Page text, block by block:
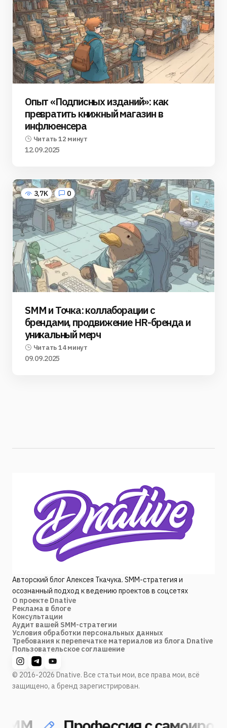
Опыт «Подписных изданий»: как
превратить книжный магазин в
инфлюенсера
Читать 12 минут
12.09.2025
3,7K 0
SMM и Точка: коллаборации с
брендами, продвижение HR-бренда и
уникальный мерч
Читать 14 минут
09.09.2025
Авторский блог Алексея Ткачука. SMM-стратегия и
осознанный подход к ведению проектов в соцсетях
О проекте Dnative
Реклама в блоге
Консультации
Аудит вашей SMM-стратегии
Условия обработки персональных данных
Требования к перепечатке материалов из блога Dnative
Пользовательское соглашение
© 2016-2026 Dnative. Все статьи мои, все права мои, всё
защищено, а бренд зарегистрирован.